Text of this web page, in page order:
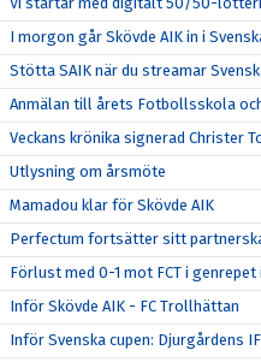
I morgon går Skövde AIK in i
Stötta SAIK när du streamar
Anmälan till årets Fotbollsskola
Veckans krönika signerad Christer
Utlysning om årsmöte
Mamadou klar för Skövde AIK
Perfectum fortsätter sitt
Förlust med 0-1 mot FCT i genrepet
Inför Skövde AIK - FC Trollhättan
Inför Svenska cupen: Djurgårdens